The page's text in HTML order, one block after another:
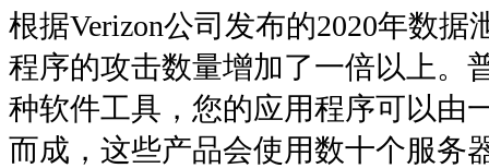
根据Verizon公司发布的2020年数据
程序的攻击数量增加了一倍以上。
种软件工具，您的应用程序可以由
而成，这些产品会使用数十个服务